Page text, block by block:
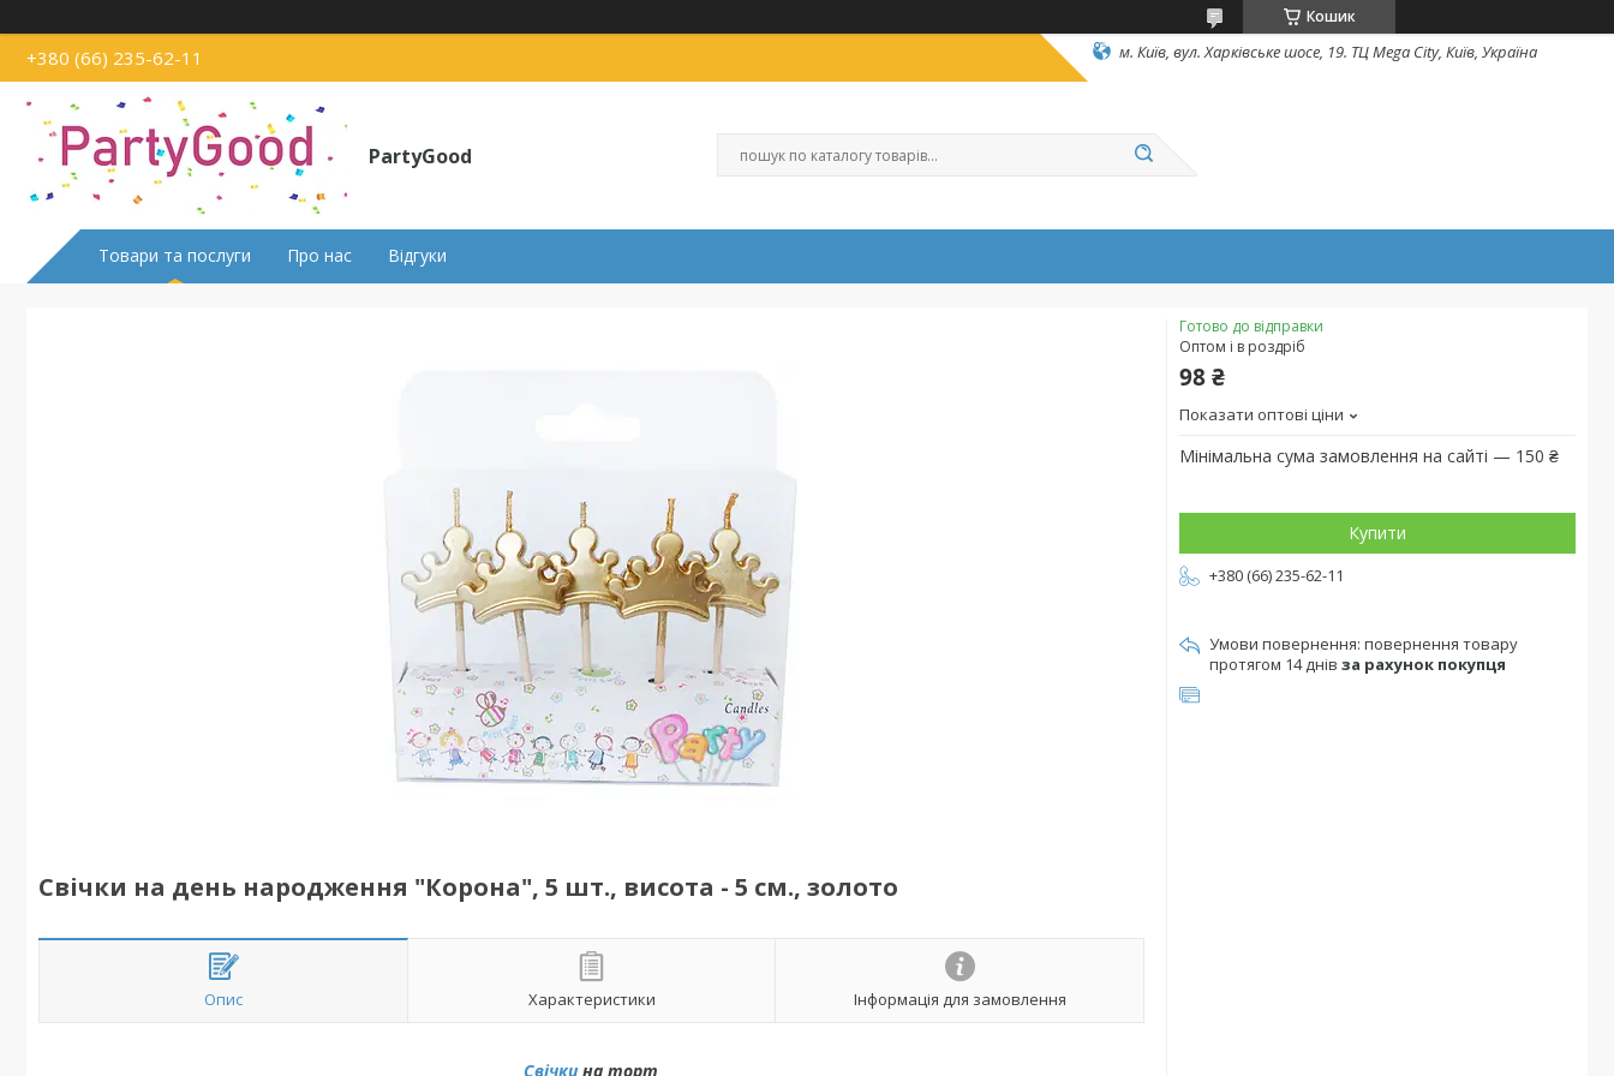
Кошик
+380 (66) 235-62-11 м. Київ, вул. Харківське шосе, 19. ТЦ Mega City, Київ, Україна
PartyGood
Товари та послуги Про нас Відгуки
Свічки на день народження "Корона", 5 шт., висота - 5 см., золото
Опис Характеристики Інформація для замовлення
Свічкина торт
Готово до відправки
Оптом і в роздріб
98 ₴
Показати оптові ціни
Мінімальна сума замовлення на сайті — 150 ₴
Купити
+380 (66) 235-62-11
повернення товару
протягом 14 днів за рахунок покупця